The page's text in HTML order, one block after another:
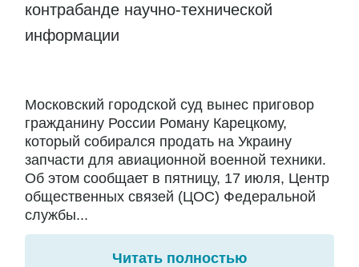
контрабанде научно-технической
информации
Московский городской суд вынес приговор
гражданину России Роману Карецкому,
который собирался продать на Украину
запчасти для авиационной военной техники.
Об этом сообщает в пятницу, 17 июля, Центр
общественных связей (ЦОС) Федеральной
службы...
Читать полностью